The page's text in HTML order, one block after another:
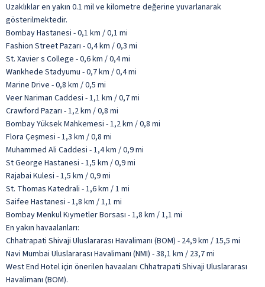
Uzaklıklar en yakın 0.1 mil ve kilometre değerine yuvarlanarak
gösterilmektedir.
Bombay Hastanesi - 0,1 km / 0,1 mi
Fashion Street Pazarı - 0,4 km / 0,3 mi
St. Xavier s College - 0,6 km / 0,4 mi
Wankhede Stadyumu - 0,7 km / 0,4 mi
Marine Drive - 0,8 km / 0,5 mi
Veer Nariman Caddesi - 1,1 km / 0,7 mi
Crawford Pazarı - 1,2 km / 0,8 mi
Bombay Yüksek Mahkemesi - 1,2 km / 0,8 mi
Flora Çeşmesi - 1,3 km / 0,8 mi
Muhammed Ali Caddesi - 1,4 km / 0,9 mi
St George Hastanesi - 1,5 km / 0,9 mi
Rajabai Kulesi - 1,5 km / 0,9 mi
St. Thomas Katedrali - 1,6 km / 1 mi
Saifee Hastanesi - 1,8 km / 1,1 mi
Bombay Menkul Kıymetler Borsası - 1,8 km / 1,1 mi
En yakın havaalanları:
Chhatrapati Shivaji Uluslararası Havalimanı (BOM) - 24,9 km / 15,5 mi
Navi Mumbai Uluslararası Havalimanı (NMI) - 38,1 km / 23,7 mi
West End Hotel için önerilen havaalanı Chhatrapati Shivaji Uluslararası
Havalimanı (BOM).